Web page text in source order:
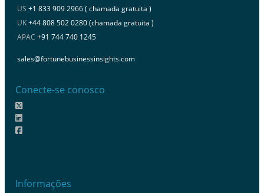
US +1 833 909 2966 ( chamada gratuita )
UK+44 808 502 0280 (chamada gratuita )
APAC +91 744 740 1245
sales@fortunebusinessinsights.com
Conecte-se conosco
Informações